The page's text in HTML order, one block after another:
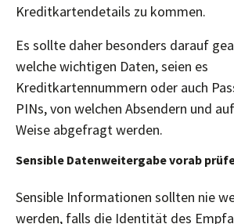
Kreditkartendetails zu kommen.
Es sollte daher besonders darauf
welche wichtigen Daten, seien es
Kreditkartennummern oder auch
PINs, von welchen Absendern und
Weise abgefragt werden.
Sensible Datenweitergabe vorab
Sensible Informationen sollten nie
werden, falls die Identität des